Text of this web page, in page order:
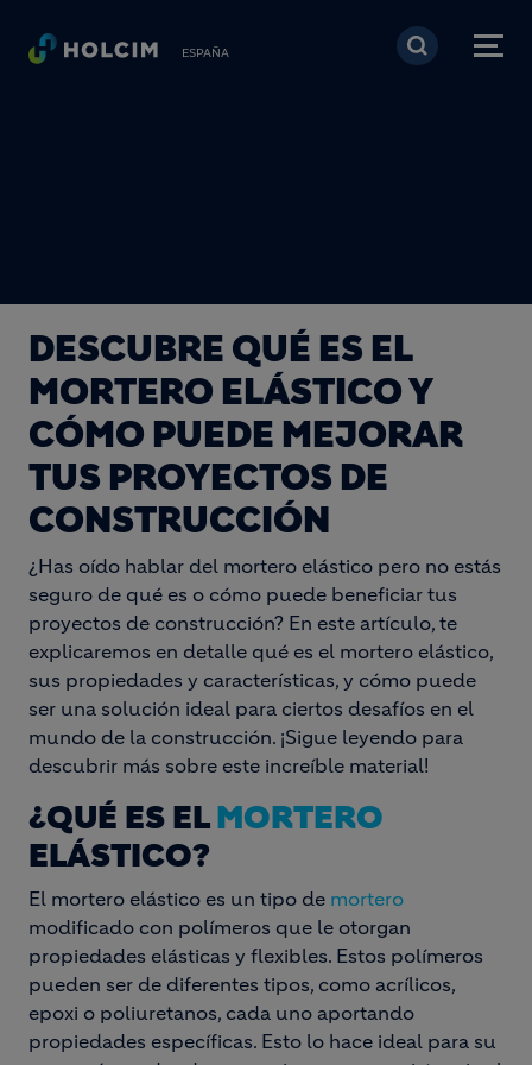
Pasar al contenido
ESPAÑA
DESCUBRE QUÉ ES EL
MORTERO ELÁSTICO Y
CÓMO PUEDE MEJORAR
TUS PROYECTOS DE
CONSTRUCCIÓN
¿Has oído hablar del mortero elástico pero no estás
seguro de qué es o cómo puede beneficiar tus
proyectos de construcción? En este artículo, te
explicaremos en detalle qué es el mortero elástico,
sus propiedades y características, y cómo puede
ser una solución ideal para ciertos desafíos en el
mundo de la construcción. ¡Sigue leyendo para
descubrir más sobre este increíble material!
¿QUÉ ES ELMORTERO
ELÁSTICO?
El mortero elástico es un tipo de mortero
modificado con polímeros que le otorgan
propiedades elásticas y flexibles. Estos polímeros
pueden ser de diferentes tipos, como acrílicos,
epoxi o poliuretanos, cada uno aportando
propiedades específicas. Esto lo hace ideal para su